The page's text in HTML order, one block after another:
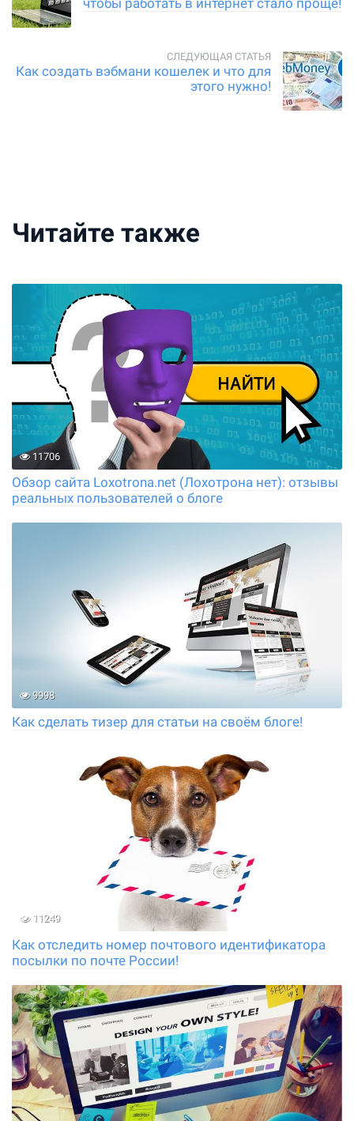
чтобы работать в интернет стало проще!
Как создать вэбмани кошелек и что для
этого нужно!
Читайте также
11706
Обзор сайта Loxotrona.net (Лохотрона нет): отзывы
реальных пользователей о блоге
9998
Как сделать тизер для статьи на своём блоге!
11249
Как отследить номер почтового идентификатора
посылки по почте России!